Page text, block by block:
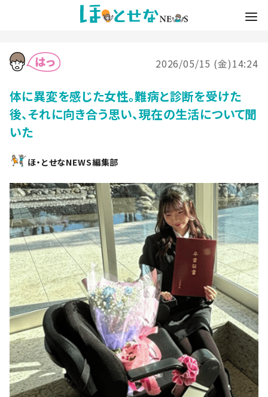
2026/05/15 (金)14:24
体に異変を感じた女性。難病と診断を受けた
後、それに向き合う思い、現在の生活について聞
いた
ほ・とせなNEWS編集部